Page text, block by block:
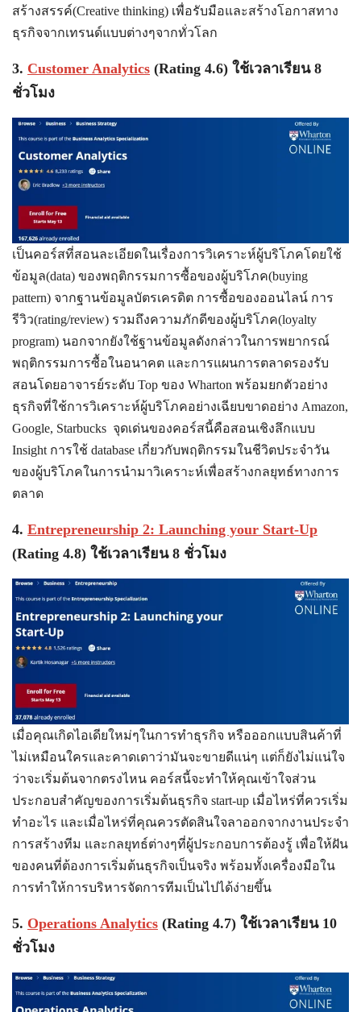
สร้างสรรค์(Creative thinking) เพื่อรับมือและสร้างโอกาสทาง
ธุรกิจจากเทรนด์แบบต่างๆจากทั่วโลก
3. Customer Analytics (Rating 4.6) ใช้เวลาเรียน 8
ชั่วโมง
เป็นคอร์สที่สอนละเอียดในเรื่องการวิเคราะห์ผู้บริโภคโดยใช้
ข้อมูล(data) ของพฤติกรรมการซื้อของผู้บริโภค(buying
pattern) จากฐานข้อมูลบัตรเครดิต การซื้อของออนไลน์ การ
รีวิว(rating/review) รวมถึงความภักดีของผู้บริโภค(loyalty
program) นอกจากยังใช้ฐานข้อมูลดังกล่าวในการพยากรณ์
พฤติกรรมการซื้อในอนาคต และการแผนการตลาดรองรับ
สอนโดยอาจารย์ระดับ Top ของ Wharton พร้อมยกตัวอย่าง
ธุรกิจที่ใช้การวิเคราะห์ผู้บริโภคอย่างเฉียบขาดอย่าง Amazon,
Google, Starbucks จุดเด่นของคอร์สนี้คือสอนเชิงลึกแบบ
Insight การใช้ database เกี่ยวกับพฤติกรรมในชีวิตประจำวัน
ของผู้บริโภคในการนำมาวิเคราะห์เพื่อสร้างกลยุทธ์ทางการ
ตลาด
4. Entrepreneurship 2: Launching your Start-Up
(Rating 4.8) ใช้เวลาเรียน 8 ชั่วโมง
เมื่อคุณเกิดไอเดียใหม่ๆในการทำธุรกิจ หรือออกแบบสินค้าที่
ไม่เหมือนใครและคาดเดาว่ามันจะขายดีแน่ๆ แต่ก็ยังไม่แน่ใจ
ว่าจะเริ่มต้นจากตรงไหน คอร์สนี้จะทำให้คุณเข้าใจส่วน
ประกอบสำคัญของการเริ่มต้นธุรกิจ start-up เมื่อไหร่ที่ควรเริ่ม
ทำอะไร และเมื่อไหร่ที่คุณควรตัดสินใจลาออกจากงานประจำ
การสร้างทีม และกลยุทธ์ต่างๆที่ผู้ประกอบการต้องรู้ เพื่อให้ฝัน
ของคนที่ต้องการเริ่มต้นธุรกิจเป็นจริง พร้อมทั้งเครื่องมือใน
การทำให้การบริหารจัดการทีมเป็นไปได้ง่ายขึ้น
5. Operations Analytics (Rating 4.7) ใช้เวลาเรียน 10
ชั่วโมง